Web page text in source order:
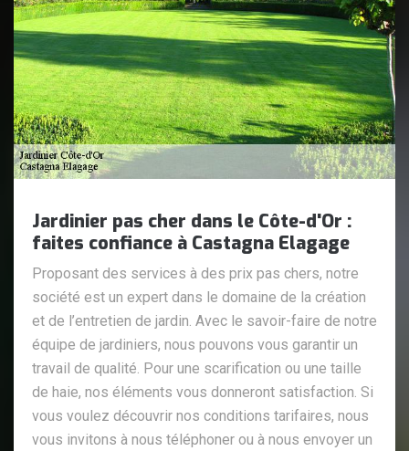
Jardinier pas cher dans le Côte-d'Or :
faites confiance à Castagna Elagage
Proposant des services à des prix pas chers, notre
société est un expert dans le domaine de la création
et de l’entretien de jardin. Avec le savoir-faire de notre
équipe de jardiniers, nous pouvons vous garantir un
travail de qualité. Pour une scarification ou une taille
de haie, nos éléments vous donneront satisfaction. Si
vous voulez découvrir nos conditions tarifaires, nous
vous invitons à nous téléphoner ou à nous envoyer un